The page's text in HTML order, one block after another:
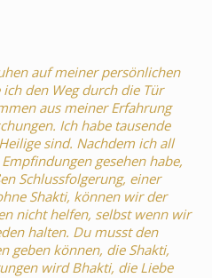
auf meiner persönlichen
den Weg durch die Tür
aus meiner Erfahrung
Ich habe tausende
sind. Nachdem ich all
gesehen habe,
Schlussfolgerung, einer
Shakti, können wir der
nicht helfen, selbst wenn wir
halten. Du musst den
geben können, die Shakti,
wird Bhakti, die Liebe